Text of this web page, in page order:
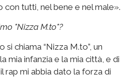
con tutti, nel bene e nel male».
"Nizza M.to"?
chiama “Nizza M.to”, un
mia infanzia e la mia città, e di
rap mi abbia dato la forza di